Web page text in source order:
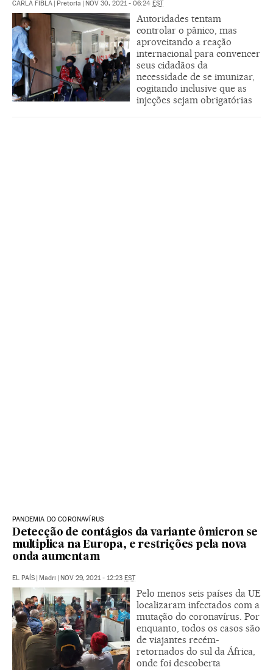
CARLA FIBLA Pretoria NOV 30, 2021 - 06:24 EST
Autoridades tentam
controlar o pânico, mas
aproveitando a reação
internacional para convencer
seus cidadãos da
necessidade de se imunizar,
cogitando inclusive que as
injeções sejam obrigatórias
PANDEMIA DO CORONAVÍRUS
Detecção de contágios da variante ômicron se
multiplica na Europa, e restrições pela nova
onda aumentam
EL PAÍS Madri NOV 29, 2021 - 12:23 EST
Pelo menos seis países da UE
localizaram infectados com a
mutação do coronavírus. Por
enquanto, todos os casos são
de viajantes recém-
retornados do sul da África,
onde foi descoberta